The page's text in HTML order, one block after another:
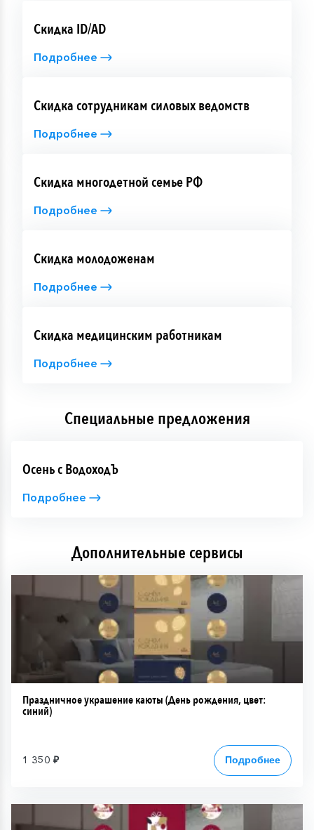
Скидка ID/AD
Подробнее
Скидка сотрудникам силовых ведомств
Подробнее
Скидка многодетной семье РФ
Подробнее
Скидка молодоженам
Подробнее
Скидка медицинским работникам
Подробнее
Специальные предложения
Осень с ВодоходЪ
Подробнее
Дополнительные сервисы
Праздничное украшение каюты (День рождения, цвет:
синий)
1 350 ₽ Подробнее